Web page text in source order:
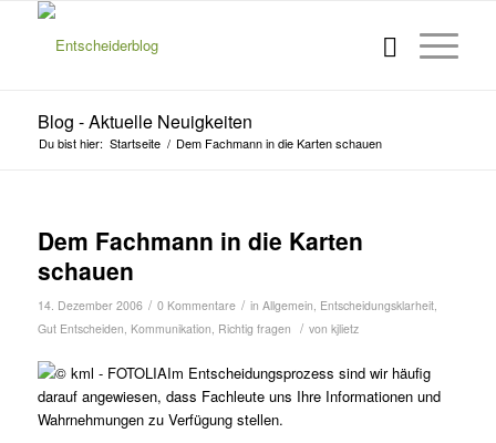
Blog - Aktuelle Neuigkeiten
Du bist hier: Startseite / Dem Fachmann in die Karten schauen
Dem Fachmann in die Karten
schauen
14. Dezember 2006 / 0 Kommentare / in Allgemein, Entscheidungsklarheit,
Gut Entscheiden, Kommunikation, Richtig fragen / von kjlietz
Im Entscheidungsprozess sind wir häufig
darauf angewiesen, dass Fachleute uns Ihre Informationen und
Wahrnehmungen zu Verfügung stellen.